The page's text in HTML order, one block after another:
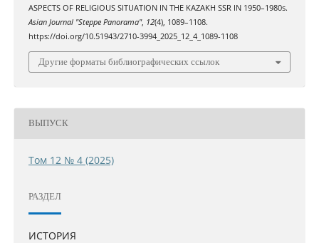
ASPECTS OF RELIGIOUS SITUATION IN THE KAZAKH SSR IN 1950–1980s.
Asian Journal "Steppe Panorama", 12(4), 1089–1108.
https://doi.org/10.51943/2710-3994_2025_12_4_1089-1108
Другие форматы библиографических ссылок
ВЫПУСК
Том 12 № 4 (2025)
РАЗДЕЛ
ИСТОРИЯ